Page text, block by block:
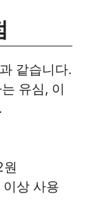
같습니다.
유심, 이
상 사용